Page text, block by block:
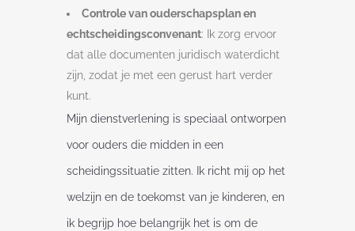
Controle van ouderschapsplan en
echtscheidingsconvenant: Ik zorg ervoor
dat alle documenten juridisch waterdicht
zijn, zodat je met een gerust hart verder
kunt.
Mijn dienstverlening is speciaal ontworpen
voor ouders die midden in een
scheidingssituatie zitten. Ik richt mij op het
welzijn en de toekomst van je kinderen, en
ik begrijp hoe belangrijk het is om de